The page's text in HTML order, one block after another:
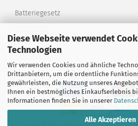
Diese Webseite verwendet
Technologien
Wir verwenden Cookies und ähnliche
Drittanbietern, um die ordentliche
gewährleisten, die Nutzung unseres
Ihnen ein bestmögliches Einkaufserlebnis
Informationen finden Sie in unserer
Alle Akzeptieren
Batteriegesetz
Merkzettel
Kontaktformular